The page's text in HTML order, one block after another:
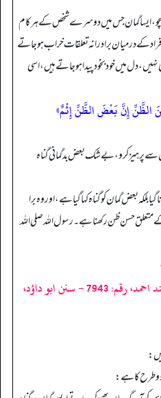
ایسا گمان جس میں دوسرے شخص کے ہر کام
کے درمیان برادرانہ تعلقات خراب ہو جاتے
دل میں خودبخود پیدا ہو جاتے ہیں، اسی
مِنَ الظَّنِّ إِنَّ بَعْضَ الظَّنِّ إِثْمٌ»
سے پرہیز کرو، بے شک بعض بدگمانی گناه
بلکہ بعض گمان کو گناہ کہا گیا ہے، اور وہ برا
متعلق حسن ظن رکھنا ہے۔ رسول الله صلی الله
[مسند احمد، رقم: 7943 - سنن ابو داؤد،
دو طرح کا ہے: